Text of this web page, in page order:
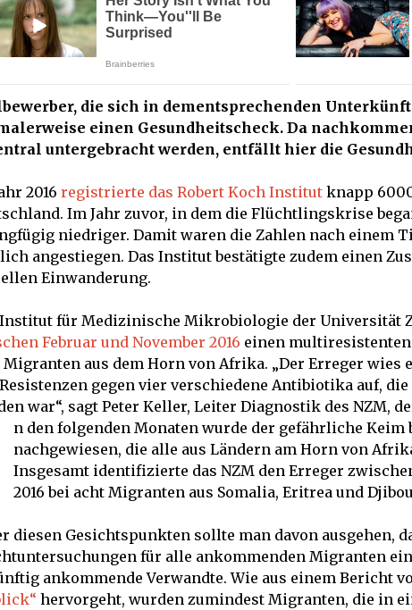
die sich in dementsprechenden
einen Gesundheitscheck. Da
untergebracht werden, entfällt hier die
2016 registrierte das Robert Koch Institut knapp
Im Jahr zuvor, in dem die Flüchtlingskrise
niedriger. Damit waren die Zahlen nach einem
angestiegen. Das Institut bestätigte zudem einen
Einwanderung.
Institut für Medizinische Mikrobiologie der Universität
Februar und November 2016 einen
Migranten aus dem Horn von Afrika. „Der Erreger wies
gegen vier verschiedene Antibiotika auf,
war“, sagt Peter Keller, Leiter Diagnostik des NZM,
n den folgenden Monaten wurde der gefährliche Keim
nachgewiesen, die alle aus Ländern am Horn von
Insgesamt identifizierte das NZM den Erreger
2016 bei acht Migranten aus Somalia, Eritrea und
diesen Gesichtspunkten sollte man davon ausgehen,
für alle ankommenden Migranten
ankommende Verwandte. Wie aus einem Bericht
hervorgeht, wurden zumindest Migranten, die in